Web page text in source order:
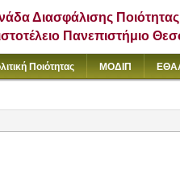
Διασφάλισης Ποιότητας
Πανεπιστήμιο
Ποιότητας ΜΟΔΙΠ